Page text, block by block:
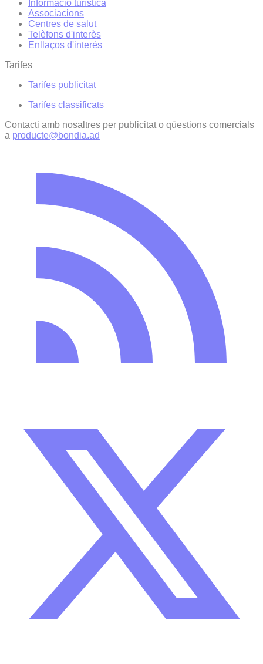
Informació turística
Associacions
Centres de salut
Telèfons d'interès
Enllaços d'interés
Tarifes
Tarifes publicitat
Tarifes classificats
Contacti amb nosaltres per publicitat o qüestions comercials
a producte@bondia.ad